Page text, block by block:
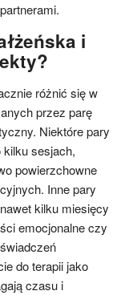
i
różnić się w
przez parę
Niektóre pary
sesjach,
powierzchowne
Inne pary
kilku miesięcy
emocjonalne czy
do terapii jako
czasu i